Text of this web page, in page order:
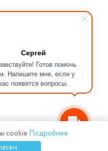
Сергей
Готов помочь
Напишите мне, если у
появятся вопросы.
0
cookie Подробнее